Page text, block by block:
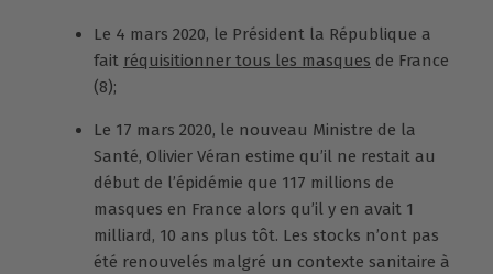
Le 4 mars 2020, le Président la République a
fait réquisitionner tous les masques de France
(8);
Le 17 mars 2020, le nouveau Ministre de la
Santé, Olivier Véran estime qu’il ne restait au
début de l’épidémie que 117 millions de
masques en France alors qu’il y en avait 1
milliard, 10 ans plus tôt. Les stocks n’ont pas
été renouvelés malgré un contexte sanitaire à